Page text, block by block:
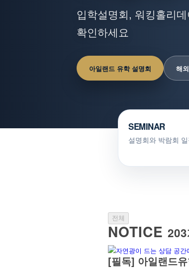
입학설명회, 워킹홀리
확인하세요
아일랜드 유학 설명회 해
SEMINAR
설명회와 박람회
전체
NOTICE 203
[필독] 아일랜드